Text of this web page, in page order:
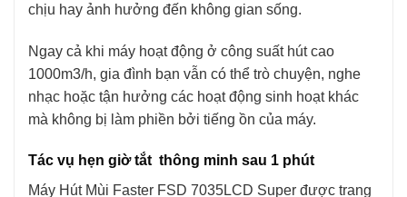
chịu hay ảnh hưởng đến không gian sống.
Ngay cả khi máy hoạt động ở công suất hút cao
1000m3/h, gia đình bạn vẫn có thể trò chuyện, nghe
nhạc hoặc tận hưởng các hoạt động sinh hoạt khác
mà không bị làm phiền bởi tiếng ồn của máy.
Tác vụ hẹn giờ tắt thông minh sau 1 phút
Máy Hút Mùi Faster FSD 7035LCD Super được trang